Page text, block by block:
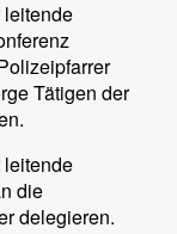
Tätigen der
die
delegieren.